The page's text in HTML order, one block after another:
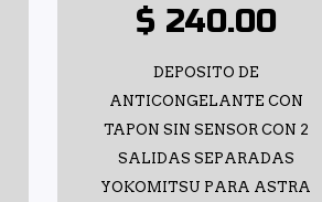
$ 240.00
DEPOSITO DE
ANTICONGELANTE CON
TAPON SIN SENSOR CON 2
SALIDAS SEPARADAS
YOKOMITSU PARA ASTRA